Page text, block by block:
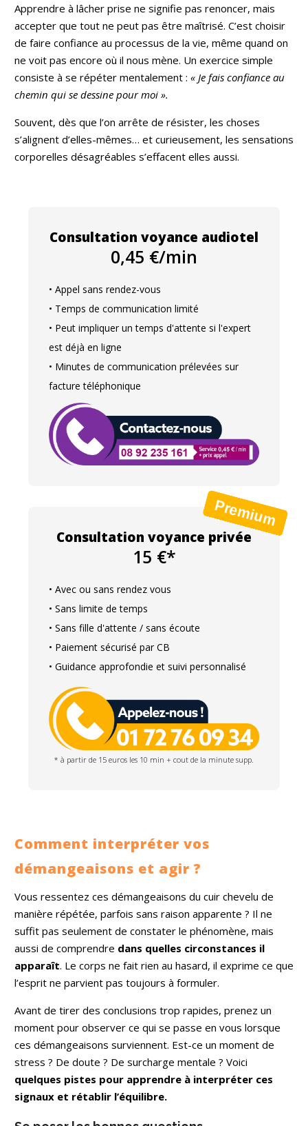
Apprendre à lâcher prise ne signifie pas renoncer, mais
accepter que tout ne peut pas être maîtrisé. C’est choisir
de faire confiance au processus de la vie, même quand on
ne voit pas encore où il nous mène. Un exercice simple
consiste à se répéter mentalement : « Je fais confiance au
chemin qui se dessine pour moi ».
Souvent, dès que l’on arrête de résister, les choses
s’alignent d’elles-mêmes… et curieusement, les sensations
corporelles désagréables s’effacent elles aussi.
Consultation voyance audiotel
0,45 €/min
• Appel sans rendez-vous
• Temps de communication limité
• Peut impliquer un temps d'attente si l'expert
est déjà en ligne
• Minutes de communication prélevées sur
facture téléphonique
Consultation voyance privée
15 €*
• Avec ou sans rendez vous
• Sans limite de temps
• Sans fille d'attente / sans écoute
• Paiement sécurisé par CB
• Guidance approfondie et suivi personnalisé
* à partir de 15 euros les 10 min + cout de la minute supp.
Comment interpréter vos
démangeaisons et agir ?
Vous ressentez ces démangeaisons du cuir chevelu de
manière répétée, parfois sans raison apparente ? Il ne
suffit pas seulement de constater le phénomène, mais
aussi de comprendre dans quelles circonstances il
apparaît. Le corps ne fait rien au hasard, il exprime ce que
l’esprit ne parvient pas toujours à formuler.
Avant de tirer des conclusions trop rapides, prenez un
moment pour observer ce qui se passe en vous lorsque
ces démangeaisons surviennent. Est-ce un moment de
stress ? De doute ? De surcharge mentale ? Voici
quelques pistes pour apprendre à interpréter ces
signaux et rétablir l’équilibre.